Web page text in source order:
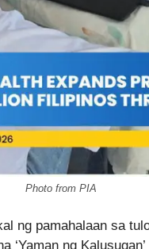
Photo from PIA
ng pamahalaan sa
ng